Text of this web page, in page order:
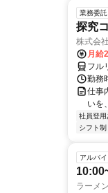
業務委託
探究
株式会
月給
フル
勤務
仕事
いを
社員登用
シフト制
アルバ
ラーメ